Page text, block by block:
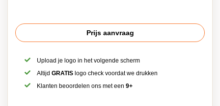
Prijs aanvraag
Upload je logo in het volgende scherm
AltijdGRATIS logo check voordat we drukken
Klanten beoordelen ons met een9+